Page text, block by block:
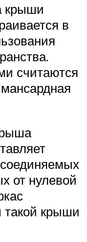
крыши
в
считаются
от нулевой
такой крыши